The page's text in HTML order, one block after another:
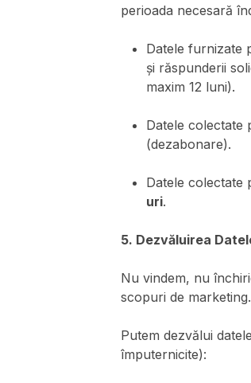
perioada necesară
Datele furnizate
și răspunderii
maxim 12 luni).
Datele colectate
(dezabonare).
Datele colectate
uri.
5. Dezvăluirea
Nu vindem, nu
scopuri de marketing.
Putem dezvălui
împuternicite):